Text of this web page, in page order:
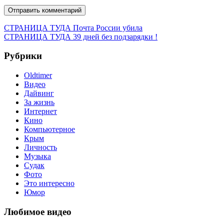
Навигация
по
записям
СТРАНИЦА ТУДА Предыдущая
запись:
Почта России убила
СТРАНИЦА ТУДА Следующая
39 дней без подзарядки !
Рубрики
Oldtimer
Видео
Дайвинг
За жизнь
Интернет
Кино
Компьютерное
Крым
Личность
Музыка
Судак
Фото
Это интересно
Юмор
Любимое видео